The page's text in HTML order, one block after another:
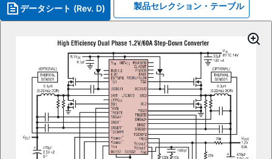
データシート (Rev. D) 製品セレクション・テーブル